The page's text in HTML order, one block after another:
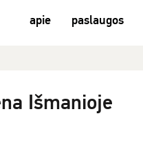
apie paslaugos
Išmanioje